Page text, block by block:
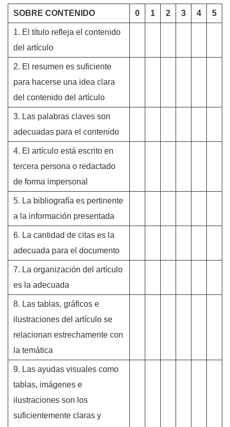
SOBRE CONTENIDO 0 1 2 3 4 5
1. El título refleja el contenido
del artículo
2. El resumen es suficiente
para hacerse una idea clara
del contenido del artículo
3. Las palabras claves son
adecuadas para el contenido
4. El artículo está escrito en
tercera persona o redactado
de forma impersonal
5. La bibliografía es pertinente
a la información presentada
6. La cantidad de citas es la
adecuada para el documento
7. La organización del artículo
es la adecuada
8. Las tablas, gráficos e
ilustraciones del artículo se
relacionan estrechamente con
la temática
9. Las ayudas visuales como
tablas, imágenes e
ilustraciones son los
suficientemente claras y